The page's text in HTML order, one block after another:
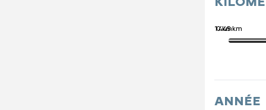
0 km
741 445 km
ANNÉE